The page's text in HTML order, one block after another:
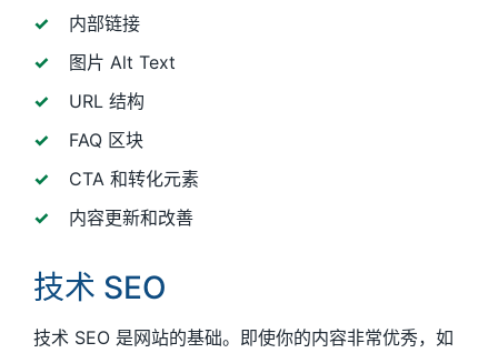
内部链接
图片 Alt Text
URL 结构
FAQ 区块
CTA 和转化元素
内容更新和改善
技术 SEO
技术 SEO 是网站的基础。即使你的内容非常优秀，如